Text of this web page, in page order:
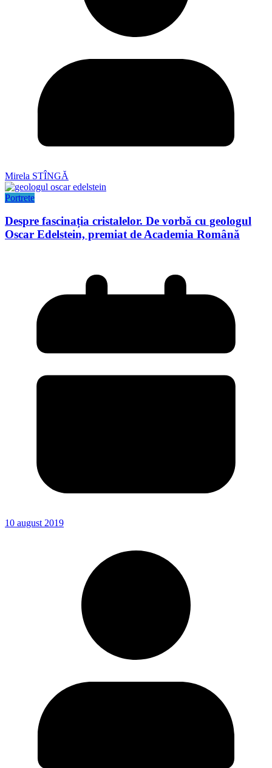
Mirela STÎNGĂ
Portrete
Despre fascinația cristalelor. De vorbă cu geologul
Oscar Edelstein, premiat de Academia Română
10 august 2019